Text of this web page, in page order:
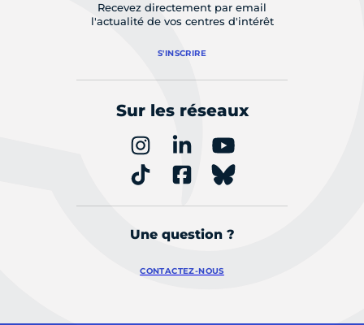
Recevez directement par email
l'actualité de vos centres d'intérêt
S'INSCRIRE
Sur les réseaux
Une question ?
CONTACTEZ-NOUS